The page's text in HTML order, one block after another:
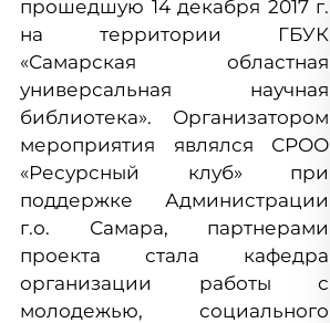
прошедшую 14 декабря 2017 г.
на территории ГБУК
«Самарская областная
универсальная научная
библиотека». Организатором
мероприятия являлся СРОО
«Ресурсный клуб» при
поддержке Администрации
г.о. Самара, партнерами
проекта стала кафедра
организации работы с
молодежью, социального